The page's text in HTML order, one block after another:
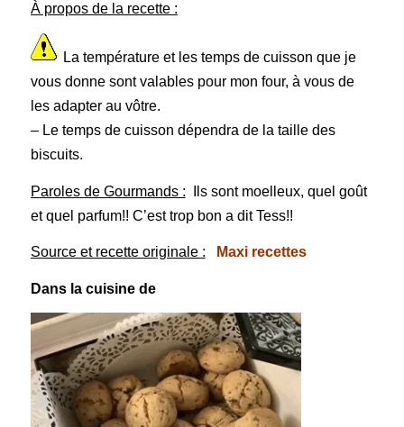
À propos de la recette :
La température et les temps de cuisson que je
vous donne sont valables pour mon four, à vous de
les adapter au vôtre.
– Le temps de cuisson dépendra de la taille des
biscuits.
Paroles de Gourmands : Ils sont moelleux, quel goût
et quel parfum!! C’est trop bon a dit Tess!!
Source et recette originale : Maxi recettes
Dans la cuisine de